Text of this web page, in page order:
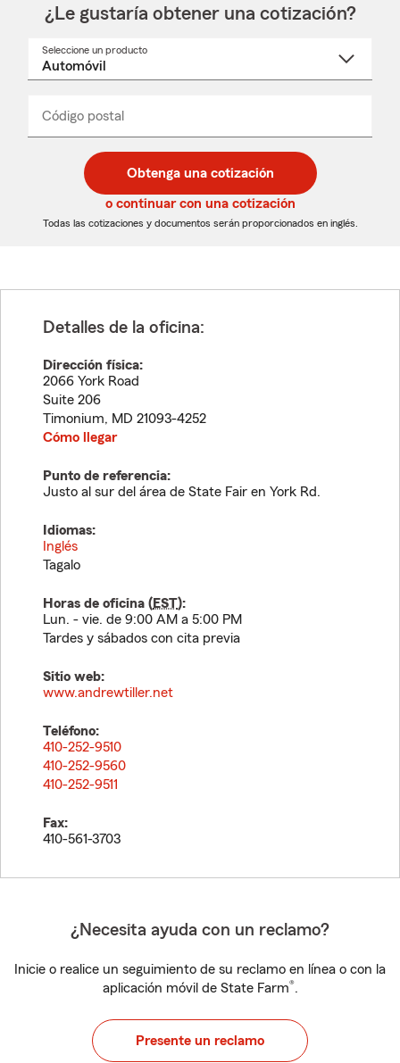
¿Le gustaría obtener una cotización?
Seleccione un producto
desplegable
Código postal
de
5
dígitos
de
5
dígitos
_____
Obtenga una cotización
o continuar con una cotización
Todas las cotizaciones y documentos serán proporcionados en inglés.
Detalles de la oficina:
Dirección física:
2066 York Road
Suite 206
Timonium, MD 21093-4252
Cómo llegar
Punto de referencia:
Justo al sur del área de State Fair en York Rd.
Idiomas:
Inglés
Tagalo
Horas de oficina (EST):
Lun. - vie. de 9:00 AM a 5:00 PM
Tardes y sábados con cita previa
Sitio web:
www.andrewtiller.net
Teléfono:
410-252-9510
410-252-9560
410-252-9511
Fax:
410-561-3703
¿Necesita ayuda con un reclamo?
Inicie o realice un seguimiento de su reclamo en línea o con la
aplicación móvil de State Farm®.
Presente un reclamo